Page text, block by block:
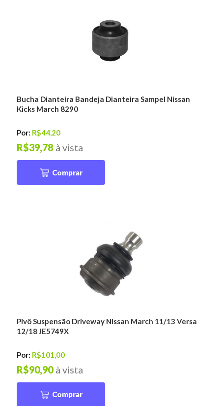
Bucha Dianteira Bandeja Dianteira Sampel Nissan
Kicks March 8290
Por: R$44,20
à vista
R$39,78
Comprar
Pivô Suspensão Driveway Nissan March 11/13 Versa
12/18 JE5749X
Por: R$101,00
à vista
R$90,90
Comprar